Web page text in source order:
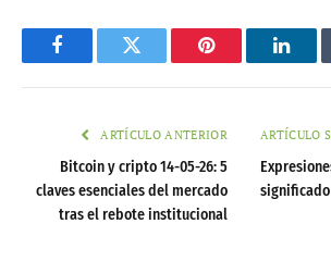
FacebookTwitter Pinterest
ARTÍCULO ANTERIOR
Bitcoin y cripto 14-05-26: 5
claves esenciales del mercado
tras el rebote institucional
ARTÍCULO